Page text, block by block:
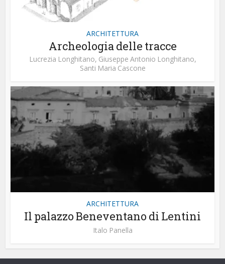
ARCHITETTURA
Archeologia delle tracce
Lucrezia Longhitano, Giuseppe Antonio Longhitano,
Santi Maria Cascone
ARCHITETTURA
Il palazzo Beneventano di Lentini
Italo Panella